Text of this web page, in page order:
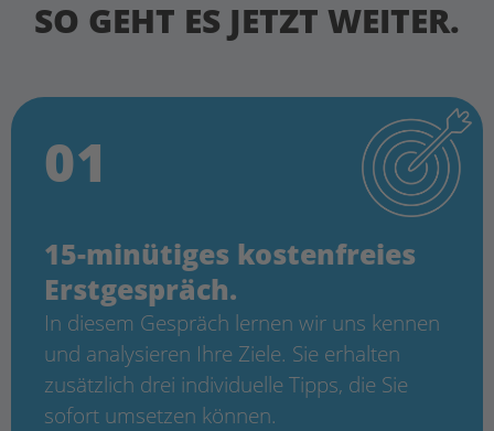
SO GEHT ES JETZT WEITER.
01
15-minütiges kostenfreies
Erstgespräch.
In diesem Gespräch lernen wir uns kennen
und analysieren Ihre Ziele. Sie erhalten
zusätzlich drei individuelle Tipps, die Sie
sofort umsetzen können.